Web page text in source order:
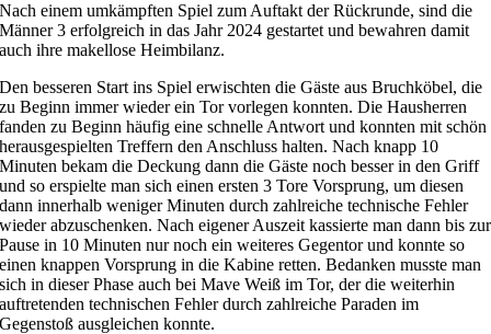
Nach einem umkämpften Spiel zum Auftakt der Rückrunde, sind die
Männer 3 erfolgreich in das Jahr 2024 gestartet und bewahren damit
auch ihre makellose Heimbilanz.
Den besseren Start ins Spiel erwischten die Gäste aus Bruchköbel, die
zu Beginn immer wieder ein Tor vorlegen konnten. Die Hausherren
fanden zu Beginn häufig eine schnelle Antwort und konnten mit schön
herausgespielten Treffern den Anschluss halten. Nach knapp 10
Minuten bekam die Deckung dann die Gäste noch besser in den Griff
und so erspielte man sich einen ersten 3 Tore Vorsprung, um diesen
dann innerhalb weniger Minuten durch zahlreiche technische Fehler
wieder abzuschenken. Nach eigener Auszeit kassierte man dann bis zur
Pause in 10 Minuten nur noch ein weiteres Gegentor und konnte so
einen knappen Vorsprung in die Kabine retten. Bedanken musste man
sich in dieser Phase auch bei Mave Weiß im Tor, der die weiterhin
auftretenden technischen Fehler durch zahlreiche Paraden im
Gegenstoß ausgleichen konnte.